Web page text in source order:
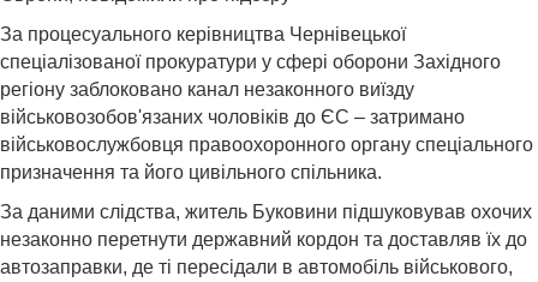
За процесуального керівництва Чернівецької
спеціалізованої прокуратури у сфері оборони Західного
регіону заблоковано канал незаконного виїзду
військовозобов'язаних чоловіків до ЄС – затримано
військовослужбовця правоохоронного органу спеціального
призначення та його цивільного спільника.
За даними слідства, житель Буковини підшуковував охочих
незаконно перетнути державний кордон та доставляв їх до
автозаправки, де ті пересідали в автомобіль військового,